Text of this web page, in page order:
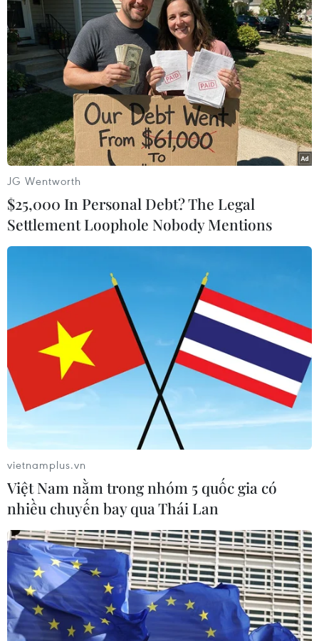
Thủ tướng Nga Dmitry Medvedev và người đồng cấp
Trung Quốc Lý Khắc Cường sẽ thảo luận các vấn đề
kinh tế-thương mại và đầu tư, hợp tác trong lĩnh vực
dầu khí và hạt nhân.
"Quan hệ hợp tác quân sự Nga-Trung
không đe dọa các nước khác"
23/11/2016 08:01
Trong cuộc gặp người đồng cấp Trung Quốc Thường
Vạn Toàn, Bộ trưởng Quốc phòng Nga Sergei Shoigu
cho rằng quan hệ hợp tác quân sự giữa Nga và Trung
Quốc không đe dọa các nước khác.
JG Wentworth
$25,000 In Personal Debt? The Legal
Settlement Loophole Nobody Mentions
vietnamplus.vn
Việt Nam nằm trong nhóm 5 quốc gia có
nhiều chuyến bay qua Thái Lan